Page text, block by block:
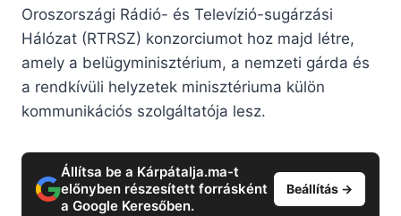
Oroszországi Rádió- és Televízió-sugárzási
Hálózat (RTRSZ) konzorciumot hoz majd létre,
amely a belügyminisztérium, a nemzeti gárda és
a rendkívüli helyzetek minisztériuma külön
kommunikációs szolgáltatója lesz.
Állítsa be a Kárpátalja.ma-t
előnyben részesített forrásként
a Google Keresőben.
Beállítás →